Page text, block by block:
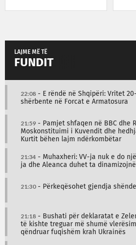
LAJME MË TË
FUNDIT
22:08 - E rëndë në Shqipëri: Vritet
shërbente në Forcat e Armatosura
21:59 - Pamjet shfaqen në BBC dhe
Moskonstituimi i Kuvendit dhe
Kurtit bëhen lajm ndërkombëtar
21:34 - Muhaxheri: VV-ja nuk e do
ja dhe Aleanca duhet ta
21:30- Përkeqësohet gjendja
21:18 - Bushati për deklaratat e
të kishte treguar më shumë
qëndruar fuqishëm krah Ukrainës